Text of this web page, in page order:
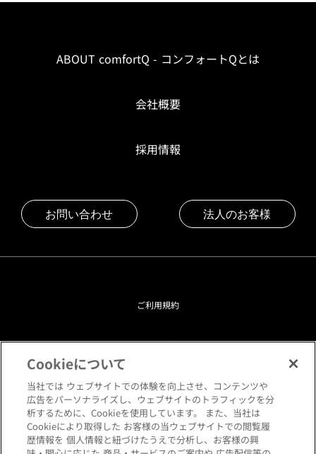
ABOUT comfortQ - コンフォートQとは
会社概要
採用情報
お問い合わせ 法人のお客様
ご利用規約
プライバシーポリシー
クッキーポリシー
閲覧環境について
Cookieについて
当社では ウェブサイトでの体験を向上させ、コンテンツや
広告をパーソナライズし、ウェブサイトのトラフィックを分
析するために、Cookieを使用しています。 また、当社は
Cookieにより取得した お客様の当ウェブサイトでの閲覧履
歴情報を 個人情報と紐づけたうえで分析し、お客様の興